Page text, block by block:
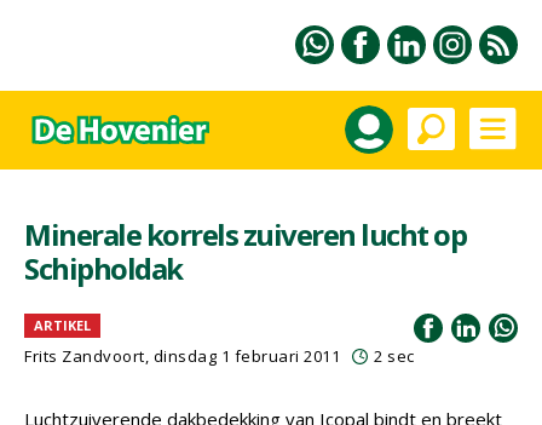
Minerale korrels zuiveren lucht op
Schipholdak
ARTIKEL
Frits Zandvoort, dinsdag 1 februari 2011 2 sec
Luchtzuiverende dakbedekking van Icopal bindt en breekt